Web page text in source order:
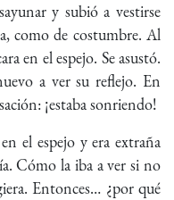
y subió a vestirse
como de costumbre. Al
en el espejo. Se asustó.
a ver su reflejo. En
¡estaba sonriendo!
el espejo y era extraña
Cómo la iba a ver si no
Entonces… ¿por qué